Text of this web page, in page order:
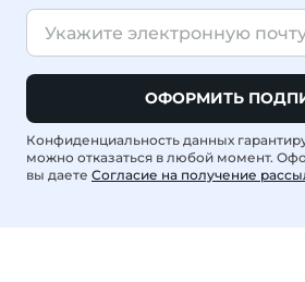
ОФОРМИТЬ
Конфиденциальность данных
можно отказаться в любой момент.
вы даете Согласие на получение